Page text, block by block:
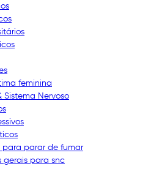
feminina
Sistema Nervoso
para parar de fumar
gerais para snc